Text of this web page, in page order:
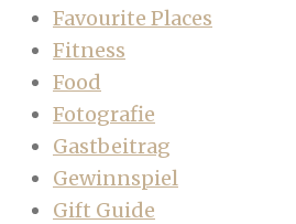
Favourite Places
Fitness
Food
Fotografie
Gastbeitrag
Gewinnspiel
Gift Guide